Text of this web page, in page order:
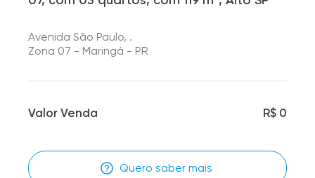
Avenida São Paulo, .
Zona 07 - Maringá - PR
Valor Venda R$ 0
Quero saber mais